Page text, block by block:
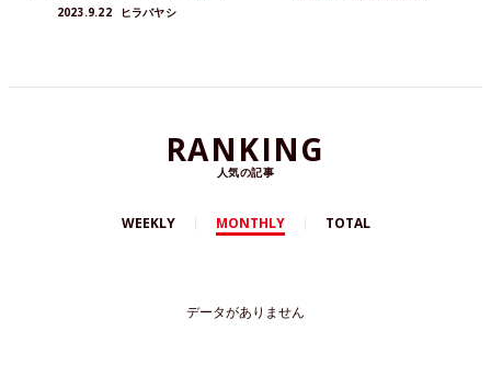
2023.9.22 ヒラバヤシ
RANKING
人気の記事
WEEKLY MONTHLY TOTAL
データがありません